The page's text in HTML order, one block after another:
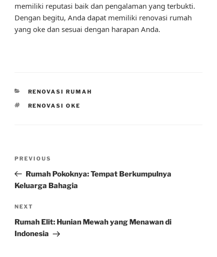
memiliki reputasi baik dan pengalaman yang terbukti.
Dengan begitu, Anda dapat memiliki renovasi rumah
yang oke dan sesuai dengan harapan Anda.
CATEGORIES
RENOVASI RUMAH
TAGS
RENOVASI OKE
Previous
Post
PREVIOUS
Rumah Pokoknya: Tempat Berkumpulnya
Keluarga Bahagia
Next
Post
NEXT
Rumah Elit: Hunian Mewah yang Menawan di
Indonesia